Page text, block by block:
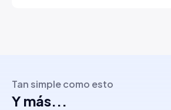
Tan simple como esto
Y más...